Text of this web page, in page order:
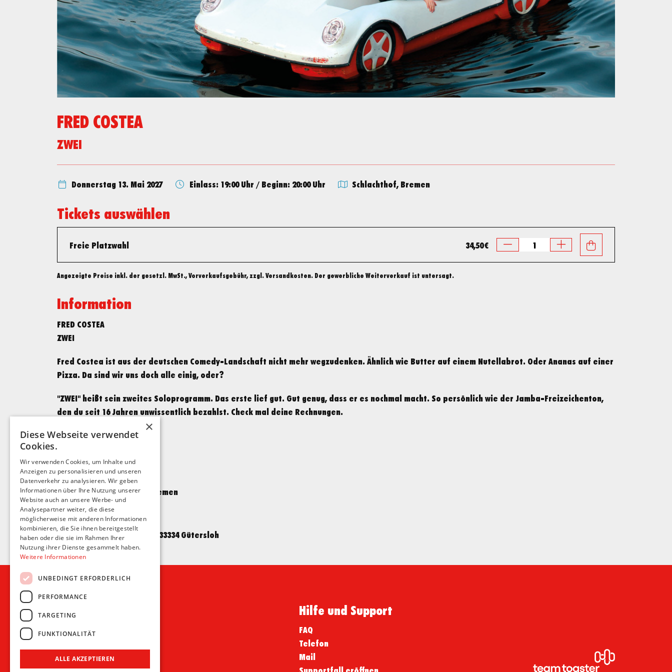
FRED COSTEA
ZWEI
Donnerstag 13. Mai 2027 Einlass: 19:00 Uhr / Beginn: 20:00 Uhr Schlachthof, Bremen
Tickets auswählen
Freie Platzwahl 34,50 €
Angezeigte Preise inkl. der gesetzl. MwSt., Vorverkaufsgebühr, zzgl. Versandkosten. Der gewerbliche Weiterverkauf ist untersagt.
Information
FRED COSTEA
ZWEI
Fred Costea ist aus der deutschen Comedy-Landschaft nicht mehr wegzudenken. Ähnlich wie Butter auf einem Nutellabrot. Oder Ananas auf einer
Pizza. Da sind wir uns doch alle einig, oder?
"ZWEI" heißt sein zweites Soloprogramm. Das erste lief gut. Gut genug, dass er es nochmal macht. So persönlich wie der Jamba-Freizeichenton,
den du seit 16 Jahren unwissentlich bezahlst. Check mal deine Rechnungen.
Veranstaltungsort
Schlachthof
Findorffstraße 51, 28215 Bremen
Veranstalter*in
Kulturkombinat Kamp e.V., 33334 Gütersloh
Recht und Ordnung
AGB
Datenschutz
Hilfe und Support
FAQ
Telefon
Mail
×
Diese Webseite verwendet
Cookies.
Wir verwenden Cookies, um Inhalte und
Anzeigen zu personalisieren und unseren
Datenverkehr zu analysieren. Wir geben
Informationen über Ihre Nutzung unserer
Website auch an unsere Werbe- und
Analysepartner weiter, die diese
möglicherweise mit anderen Informationen
kombinieren, die Sie ihnen bereitgestellt
haben oder die sie im Rahmen Ihrer
Nutzung ihrer Dienste gesammelt haben.
Weitere Informationen
UNBEDINGT ERFORDERLICH
PERFORMANCE
TARGETING
FUNKTIONALITÄT
ALLE AKZEPTIEREN